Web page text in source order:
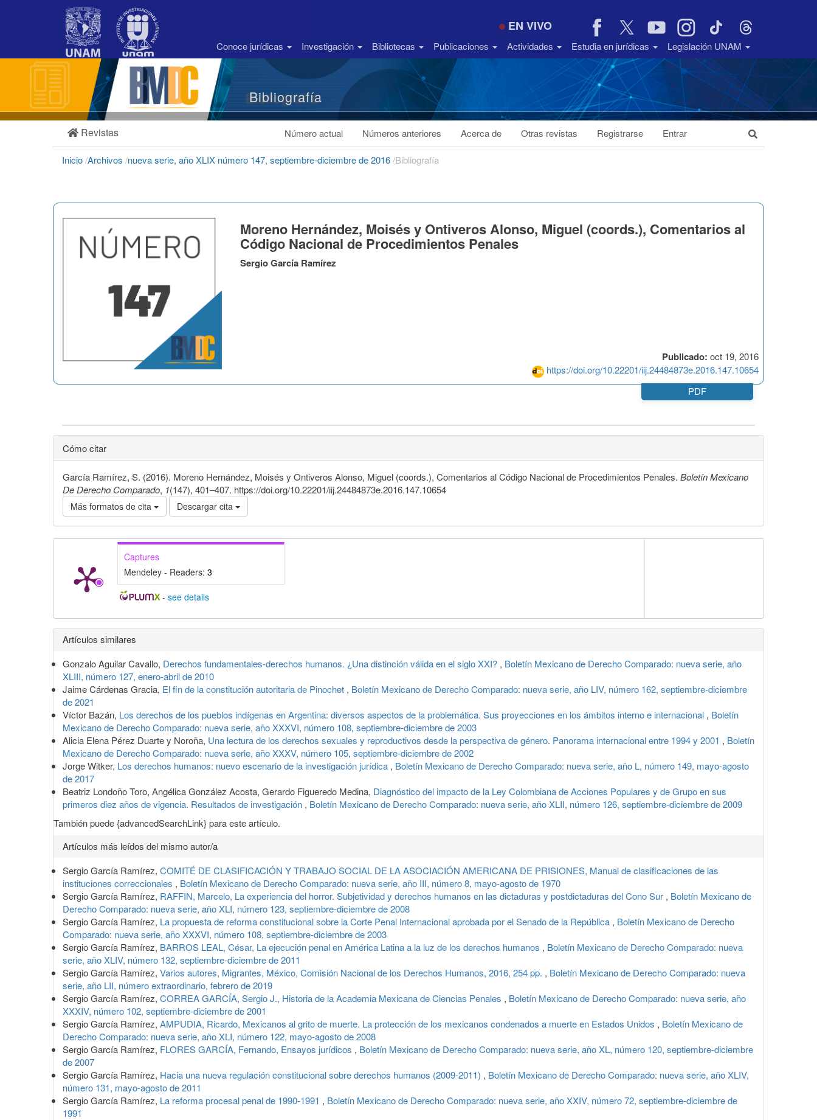
Barra
EN VIVO
Conoce jurídicas Investigación Bibliotecas Publicaciones Actividades Estudia en jurídicas Legislación UNAM
Bibliografía
Revistas Número actual Números anteriores Acerca de Otras revistas Registrarse Entrar
Inicio/Archivos /nueva serie, año XLIX número 147, septiembre-diciembre de 2016/Bibliografía
Publicado: oct 19, 2016
https://doi.org/10.22201/iij.24484873e.2016.147.10654
Moreno Hernández, Moisés y Ontiveros Alonso, Miguel (coords.), Comentarios al
Código Nacional de Procedimientos Penales
Sergio García Ramírez
PDF
Cómo citar
García Ramírez, S. (2016). Moreno Hernández, Moisés y Ontiveros Alonso, Miguel (coords.), Comentarios al Código Nacional de Procedimientos Penales. Boletín Mexicano
De Derecho Comparado, 1(147), 401–407. https://doi.org/10.22201/iij.24484873e.2016.147.10654
Más formatos de cita Descargar cita
Captures
Mendeley - Readers: 3
- see details
Detalles
del
artículo
Artículos similares
Gonzalo Aguilar Cavallo, Derechos fundamentales-derechos humanos. ¿Una distinción válida en el siglo XXI? , Boletín Mexicano de Derecho Comparado: nueva serie, año
XLIII, número 127, enero-abril de 2010
Jaime Cárdenas Gracia, El fin de la constitución autoritaria de Pinochet , Boletín Mexicano de Derecho Comparado: nueva serie, año LIV, número 162, septiembre-diciembre
de 2021
Víctor Bazán, Los derechos de los pueblos indígenas en Argentina: diversos aspectos de la problemática. Sus proyecciones en los ámbitos interno e internacional , Boletín
Mexicano de Derecho Comparado: nueva serie, año XXXVI, número 108, septiembre-diciembre de 2003
Alicia Elena Pérez Duarte y Noroña, Una lectura de los derechos sexuales y reproductivos desde la perspectiva de género. Panorama internacional entre 1994 y 2001 , Boletín
Mexicano de Derecho Comparado: nueva serie, año XXXV, número 105, septiembre-diciembre de 2002
Jorge Witker, Los derechos humanos: nuevo escenario de la investigación jurídica , Boletín Mexicano de Derecho Comparado: nueva serie, año L, número 149, mayo-agosto
de 2017
Beatriz Londoño Toro, Angélica González Acosta, Gerardo Figueredo Medina, Diagnóstico del impacto de la Ley Colombiana de Acciones Populares y de Grupo en sus
primeros diez años de vigencia. Resultados de investigación , Boletín Mexicano de Derecho Comparado: nueva serie, año XLII, número 126, septiembre-diciembre de 2009
También puede {advancedSearchLink} para este artículo.
Artículos más leídos del mismo autor/a
Sergio García Ramírez, COMITÉ DE CLASIFICACIÓN Y TRABAJO SOCIAL DE LA ASOCIACIÓN AMERICANA DE PRISIONES, Manual de clasificaciones de las
instituciones correccionales , Boletín Mexicano de Derecho Comparado: nueva serie, año III, número 8, mayo-agosto de 1970
Sergio García Ramírez, RAFFIN, Marcelo, La experiencia del horror. Subjetividad y derechos humanos en las dictaduras y postdictaduras del Cono Sur , Boletín Mexicano de
Derecho Comparado: nueva serie, año XLI, número 123, septiembre-diciembre de 2008
Sergio García Ramírez, La propuesta de reforma constitucional sobre la Corte Penal Internacional aprobada por el Senado de la República , Boletín Mexicano de Derecho
Comparado: nueva serie, año XXXVI, número 108, septiembre-diciembre de 2003
Sergio García Ramírez, BARROS LEAL, César, La ejecución penal en América Latina a la luz de los derechos humanos , Boletín Mexicano de Derecho Comparado: nueva
serie, año XLIV, número 132, septiembre-diciembre de 2011
Sergio García Ramírez, Varios autores, Migrantes, México, Comisión Nacional de los Derechos Humanos, 2016, 254 pp. , Boletín Mexicano de Derecho Comparado: nueva
serie, año LII, número extraordinario, febrero de 2019
Sergio García Ramírez, CORREA GARCÍA, Sergio J., Historia de la Academia Mexicana de Ciencias Penales , Boletín Mexicano de Derecho Comparado: nueva serie, año
XXXIV, número 102, septiembre-diciembre de 2001
Sergio García Ramírez, AMPUDIA, Ricardo, Mexicanos al grito de muerte. La protección de los mexicanos condenados a muerte en Estados Unidos , Boletín Mexicano de
Derecho Comparado: nueva serie, año XLI, número 122, mayo-agosto de 2008
Sergio García Ramírez, FLORES GARCÍA, Fernando, Ensayos jurídicos , Boletín Mexicano de Derecho Comparado: nueva serie, año XL, número 120, septiembre-diciembre
de 2007
Sergio García Ramírez, Hacia una nueva regulación constitucional sobre derechos humanos (2009-2011) , Boletín Mexicano de Derecho Comparado: nueva serie, año XLIV,
número 131, mayo-agosto de 2011
Sergio García Ramírez, La reforma procesal penal de 1990-1991 , Boletín Mexicano de Derecho Comparado: nueva serie, año XXIV, número 72, septiembre-diciembre de
1991